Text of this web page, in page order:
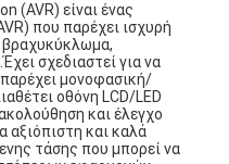
(AVR) είναι ένας
που παρέχει ισχυρή
σχεδιαστεί για να
μονοφασική/
οθόνη LCD/LED
και έλεγχο
αξιόπιστη και καλά
τάσης που μπορεί να